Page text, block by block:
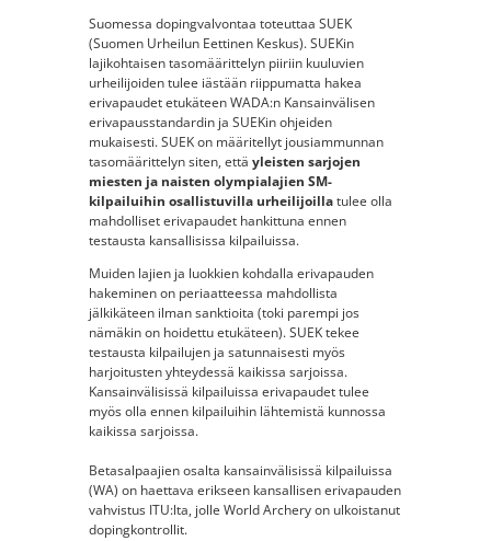
Suomessa dopingvalvontaa toteuttaa SUEK
(Suomen Urheilun Eettinen Keskus). SUEKin
lajikohtaisen tasomäärittelyn piiriin kuuluvien
urheilijoiden tulee iästään riippumatta hakea
erivapaudet etukäteen WADA:n Kansainvälisen
erivapausstandardin ja SUEKin ohjeiden
mukaisesti. SUEK on määritellyt jousiammunnan
tasomäärittelyn siten, että yleisten sarjojen
miesten ja naisten olympialajien SM-
kilpailuihin osallistuvilla urheilijoillatulee olla
mahdolliset erivapaudet hankittuna ennen
testausta kansallisissa kilpailuissa.
Muiden lajien ja luokkien kohdalla erivapauden
hakeminen on periaatteessa mahdollista
jälkikäteen ilman sanktioita (toki parempi jos
nämäkin on hoidettu etukäteen). SUEK tekee
testausta kilpailujen ja satunnaisesti myös
harjoitusten yhteydessä kaikissa sarjoissa.
Kansainvälisissä kilpailuissa erivapaudet tulee
myös olla ennen kilpailuihin lähtemistä kunnossa
kaikissa sarjoissa.
Betasalpaajien osalta kansainvälisissä kilpailuissa
(WA) on haettava erikseen kansallisen erivapauden
vahvistus ITU:lta, jolle World Archery on ulkoistanut
dopingkontrollit.